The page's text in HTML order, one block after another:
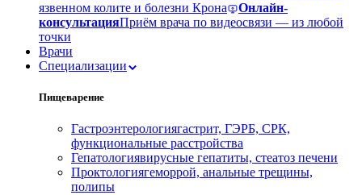
язвенном колите и болезни Крона
Онлайн-
консультацияПриём врача по видеосвязи — из любой
точки
Врачи
Специализации
Пищеварение
Гастроэнтерологиягастрит, ГЭРБ, СРК,
функциональные расстройства
Гепатологиявирусные гепатиты, стеатоз печени
Проктологиягеморрой, анальные трещины,
полипы